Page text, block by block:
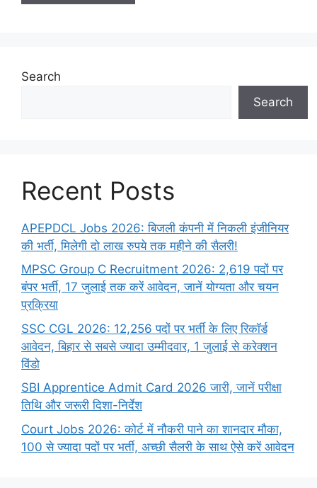
Search
Search
Recent Posts
APEPDCL Jobs 2026: बिजली कंपनी में निकली इंजीनियर
की भर्ती, मिलेगी दो लाख रुपये तक महीने की सैलरी!
MPSC Group C Recruitment 2026: 2,619 पदों पर
बंपर भर्ती, 17 जुलाई तक करें आवेदन, जानें योग्यता और चयन
प्रक्रिया
SSC CGL 2026: 12,256 पदों पर भर्ती के लिए रिकॉर्ड
आवेदन, बिहार से सबसे ज्यादा उम्मीदवार, 1 जुलाई से करेक्शन
विंडो
SBI Apprentice Admit Card 2026 जारी, जानें परीक्षा
तिथि और जरूरी दिशा-निर्देश
Court Jobs 2026: कोर्ट में नौकरी पाने का शानदार मौका,
100 से ज्यादा पदों पर भर्ती, अच्छी सैलरी के साथ ऐसे करें आवेदन